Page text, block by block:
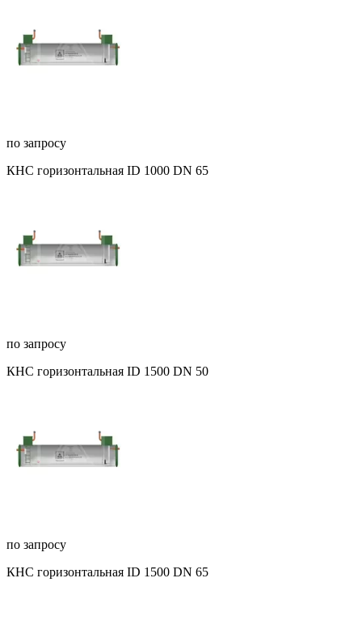
по запросу
КНС горизонтальная ID 1000 DN 65
по запросу
КНС горизонтальная ID 1500 DN 50
по запросу
КНС горизонтальная ID 1500 DN 65